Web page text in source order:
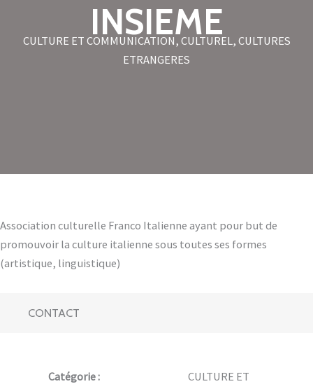
INSIEME
CULTURE ET COMMUNICATION, CULTUREL, CULTURES
ETRANGERES
Association culturelle Franco Italienne ayant pour but de
promouvoir la culture italienne sous toutes ses formes
(artistique, linguistique)
CONTACT
Catégorie :
CULTURE ET